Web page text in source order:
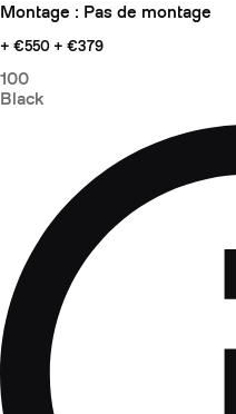
Montage : Pas de montage
+ €550 + €379
100
Black